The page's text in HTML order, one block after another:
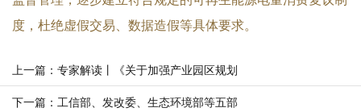
度，杜绝虚假交易、数据造假等具体要求。
上一篇：专家解读丨《关于加强产业园区规划
环境影响评价工作的实施意见》
下一篇：工信部、发改委、生态环境部等五部